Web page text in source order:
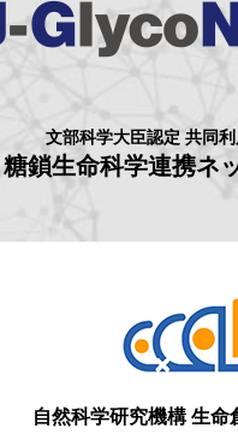
文部科学大臣認定 共同
糖鎖生命科学連携ネ
自然科学研究機構生命